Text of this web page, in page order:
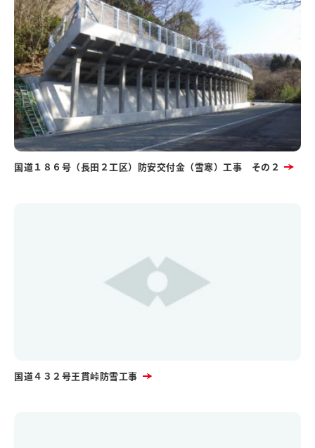
国道１８６号（長田２工区）防安交付金（雪寒）工事 その２
国道４３２号王貫峠防雪工事